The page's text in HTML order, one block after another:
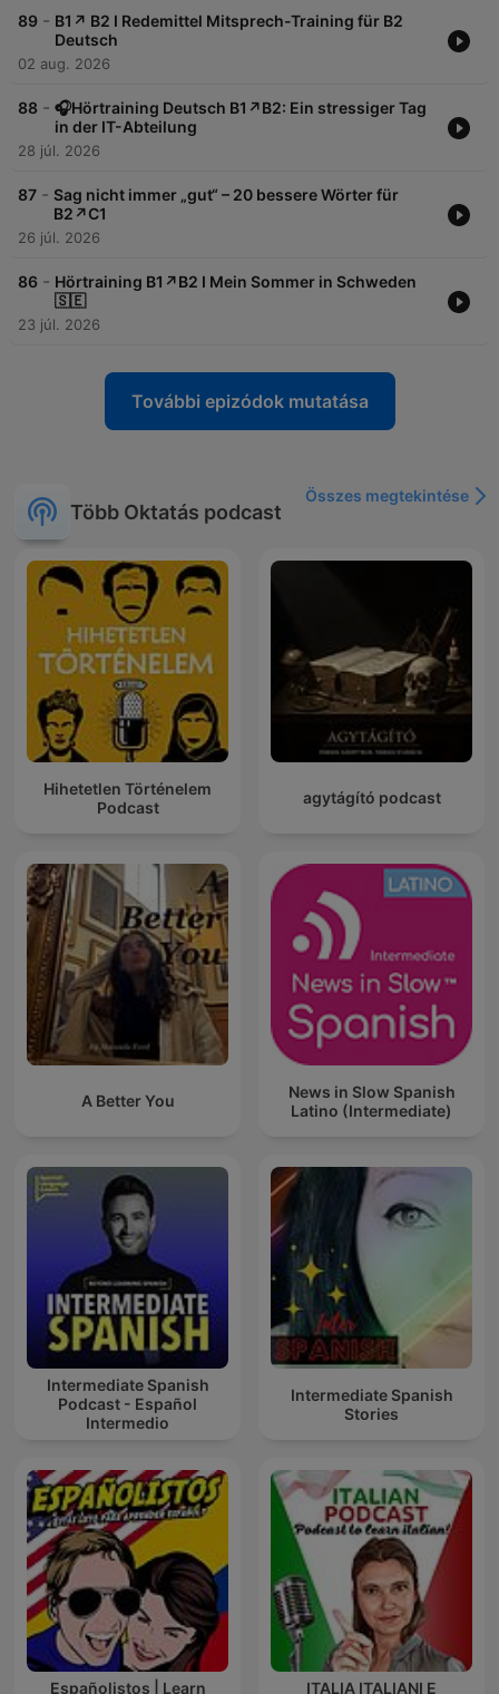
89 - B1↗️ B2 I Redemittel Mitsprech-Training für B2
Deutsch
02 aug. 2026
88 - 🎧Hörtraining Deutsch B1↗️B2: Ein stressiger Tag
in der IT-Abteilung
28 júl. 2026
87 - Sag nicht immer „gut“ – 20 bessere Wörter für
B2↗️C1
26 júl. 2026
86 - Hörtraining B1↗️B2 I Mein Sommer in Schweden
🇸🇪
23 júl. 2026
További epizódok mutatása
Több Oktatás podcast
Összes megtekintése
Hihetetlen Történelem
Podcast
agytágító podcast
A Better You
News in Slow Spanish
Latino (Intermediate)
Intermediate Spanish
Podcast - Español
Intermedio
Intermediate Spanish
Stories
Españolistos | Learn ITALIA ITALIANI E